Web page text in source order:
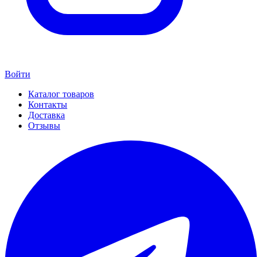
Войти
Каталог товаров
Контакты
Доставка
Отзывы